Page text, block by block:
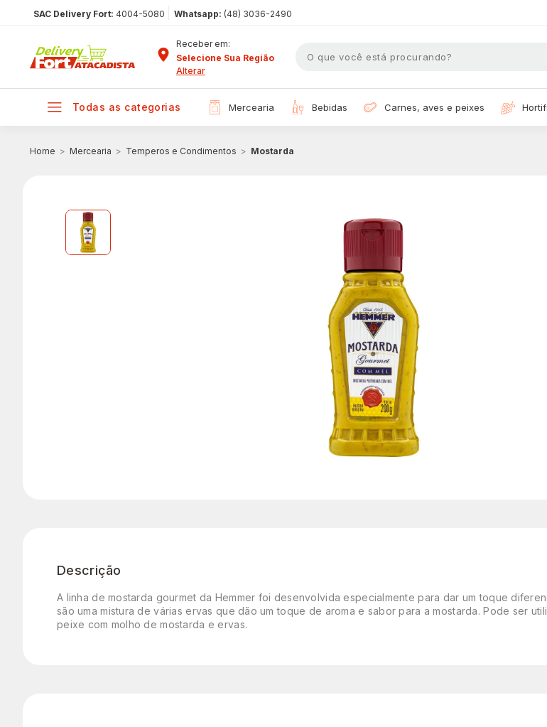
SAC Delivery Fort: 4004-5080 Whatsapp: (48) 3036-2490
Receber em:
Selecione Sua Região
Alterar
todas as categorias mercearia bebidas carnes, aves e peixes
Mercearia Temperos e Condimentos Mostarda
Descrição
A linha de mostarda gourmet da Hemmer foi desenvolvida especialmente para dar um toque
são uma mistura de várias ervas que dão um toque de aroma e sabor para a mostarda. Pode ser
peixe com molho de mostarda e ervas.